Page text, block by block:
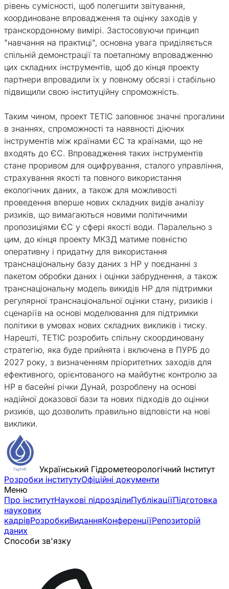
рівень сумісності, щоб полегшити звітування,
координоване впровадження та оцінку заходів у
транскордонному вимірі. Застосовуючи принцип
"навчання на практиці", основна увага приділяється
спільній демонстрації та поетапному впровадженню
цих складних інструментів, щоб до кінця проекту
партнери впровадили їх у повному обсязі і стабільно
підвищили свою інституційну спроможність.
Таким чином, проект ТЕТІС заповнює значні прогалини
в знаннях, спроможності та наявності діючих
інструментів між країнами ЄС та країнами, що не
входять до ЄС. Впровадження таких інструментів
стане проривом для оцифрування, сталого управління,
страхування якості та повного використання
екологічних даних, а також для можливості
проведення вперше нових складних видів аналізу
ризиків, що вимагаються новими політичними
пропозиціями ЄС у сфері якості води. Паралельно з
цим, до кінця проекту МКЗД матиме повністю
оперативну і придатну для використання
транснаціональну базу даних з НР у поєднанні з
пакетом обробки даних і оцінки забруднення, а також
транснаціональну модель викидів НР для підтримки
регулярної транснаціональної оцінки стану, ризиків і
сценаріїв на основі моделювання для підтримки
політики в умовах нових складних викликів і тиску.
Нарешті, ТЕТІС розробить спільну скоординовану
стратегію, яка буде прийнята і включена в ПУРБ до
2027 року, з визначенням пріоритетних заходів для
ефективного, орієнтованого на майбутнє контролю за
НР в басейні річки Дунай, розроблену на основі
надійної доказової бази та нових підходів до оцінки
ризиків, що дозволить правильно відповісти на нові
виклики.
Український Гідрометеорологічний Інститут
Розробки інститутуОфіційні документи
Меню
Про інститутНаукові підрозділиПублікаціїПідготовка
наукових
кадрівРозробкиВиданняКонференціїРепозиторій
даних
Способи зв'язку